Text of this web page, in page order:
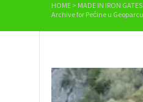
HOME > MADE IN IRON GATES
Archive for Pećine u